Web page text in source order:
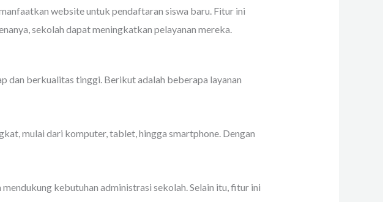
website untuk pendaftaran siswa baru. Fitur ini
sekolah dapat meningkatkan pelayanan mereka.
dan berkualitas tinggi. Berikut adalah beberapa layanan
mulai dari komputer, tablet, hingga smartphone. Dengan
kebutuhan administrasi sekolah. Selain itu, fitur ini